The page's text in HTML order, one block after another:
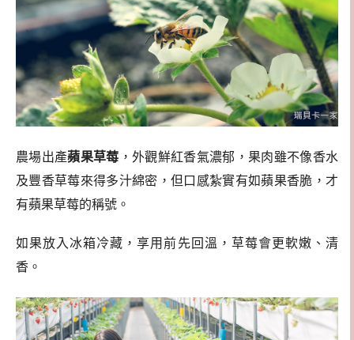
農場出產蘋果草莓 ，外觀鮮紅香氣濃郁，果肉雖不像香水
及豐香草莓來得多汁綿密，但口感紮實有如蘋果香脆，才
有蘋果草莓的稱號。
如果放入冰箱冷藏，享用前先回溫，草莓會更軟嫩、清
香。